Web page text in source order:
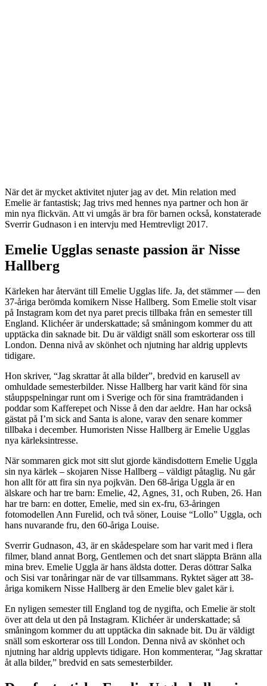
När det är mycket aktivitet njuter jag av det. Min relation med
Emelie är fantastisk; Jag trivs med hennes nya partner och hon är
min nya flickvän. Att vi umgås är bra för barnen också, konstaterade
Sverrir Gudnason i en intervju med Hemtrevligt 2017.
Emelie Ugglas senaste passion är Nisse
Hallberg
Kärleken har återvänt till Emelie Ugglas life. Ja, det stämmer — den
37-åriga berömda komikern Nisse Hallberg. Som Emelie stolt visar
på Instagram kom det nya paret precis tillbaka från en semester till
England. Klichéer är underskattade; så småningom kommer du att
upptäcka din saknade bit. Du är väldigt snäll som eskorterar oss till
London. Denna nivå av skönhet och njutning har aldrig upplevts
tidigare.
Hon skriver, “Jag skrattar åt alla bilder”, bredvid en karusell av
omhuldade semesterbilder. Nisse Hallberg har varit känd för sina
ståuppspelningar runt om i Sverige och för sina framträdanden i
poddar som Kafferepet och Nisse å den dar aeldre. Han har också
gästat på I’m sick and Santa is alone, varav den senare kommer
tillbaka i december. Humoristen Nisse Hallberg är Emelie Ugglas
nya kärleksintresse.
När sommaren gick mot sitt slut gjorde kändisdottern Emelie Uggla
sin nya kärlek – skojaren Nisse Hallberg – väldigt påtaglig. Nu går
hon allt för att fira sin nya pojkvän. Den 68-åriga Uggla är en
älskare och har tre barn: Emelie, 42, Agnes, 31, och Ruben, 26. Han
har tre barn: en dotter, Emelie, med sin ex-fru, 63-åringen
fotomodellen Ann Furelid, och två söner, Louise “Lollo” Uggla, och
hans nuvarande fru, den 60-åriga Louise.
Sverrir Gudnason, 43, är en skådespelare som har varit med i flera
filmer, bland annat Borg, Gentlemen och det snart släppta Bränn alla
mina brev. Emelie Uggla är hans äldsta dotter. Deras döttrar Salka
och Sisi var tonåringar när de var tillsammans. Ryktet säger att 38-
åriga komikern Nisse Hallberg är den Emelie blev galet kär i.
En nyligen semester till England tog de nygifta, och Emelie är stolt
över att dela ut den på Instagram. Klichéer är underskattade; så
småningom kommer du att upptäcka din saknade bit. Du är väldigt
snäll som eskorterar oss till London. Denna nivå av skönhet och
njutning har aldrig upplevts tidigare. Hon kommenterar, “Jag skrattar
åt alla bilder,” bredvid en sats semesterbilder.